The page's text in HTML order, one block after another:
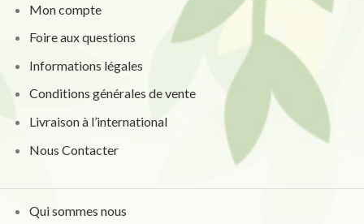
Mon compte
Foire aux questions
Informations légales
Conditions générales de vente
Livraison à l’international
Nous Contacter
Qui sommes nous